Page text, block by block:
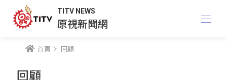
TITV NEWS
原視新聞網
首頁 回顧
回顧